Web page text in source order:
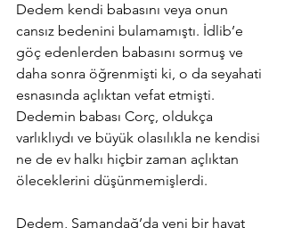
Dedem kendi babasını veya onun
cansız bedenini bulamamıştı. İdlib’e
göç edenlerden babasını sormuş ve
daha sonra öğrenmişti ki, o da seyahati
esnasında açlıktan vefat etmişti.
Dedemin babası Corç, oldukça
varlıklıydı ve büyük olasılıkla ne kendisi
ne de ev halkı hiçbir zaman açlıktan
öleceklerini düşünmemişlerdi.
Dedem, Samandağ’da yeni bir hayat